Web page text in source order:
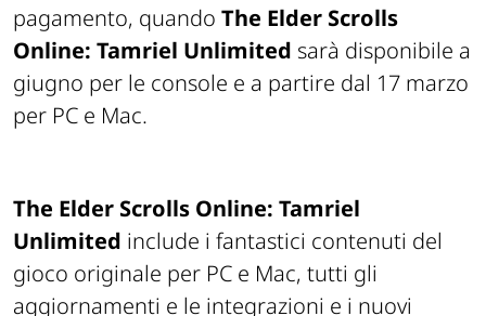
pagamento, quando The Elder Scrolls
Online: Tamriel Unlimited sarà disponibile a
giugno per le console e a partire dal 17 marzo
per PC e Mac.
The Elder Scrolls Online: Tamriel
Unlimited include i fantastici contenuti del
gioco originale per PC e Mac, tutti gli
aggiornamenti e le integrazioni e i nuovi